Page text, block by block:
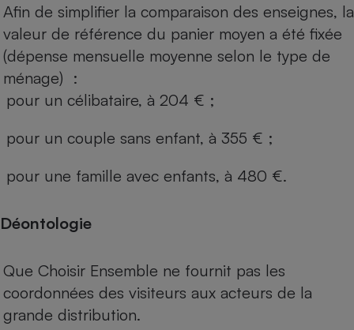
Afin de simplifier la comparaison des enseignes, la
valeur de référence du panier moyen a été fixée
(dépense mensuelle moyenne selon le type de
ménage) :
pour un célibataire, à 204 € ;
pour un couple sans enfant, à 355 € ;
pour une famille avec enfants, à 480 €.
Déontologie
Que Choisir Ensemble ne fournit pas les
coordonnées des visiteurs aux acteurs de la
grande distribution.